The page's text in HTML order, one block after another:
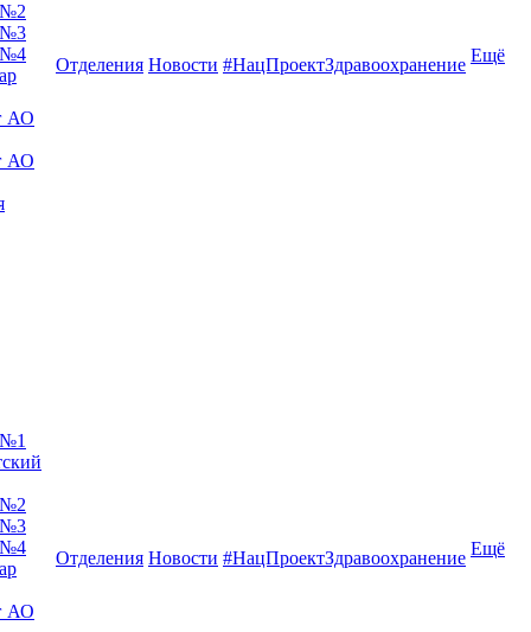
№2
№3
№4
АО
АО
Отделения Новости #НацПроектЗдравоохранение Ещё
№2
№3
№4
АО
Отделения Новости #НацПроектЗдравоохранение Ещё